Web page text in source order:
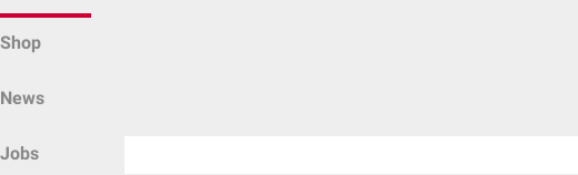
Shop
News
Jobs